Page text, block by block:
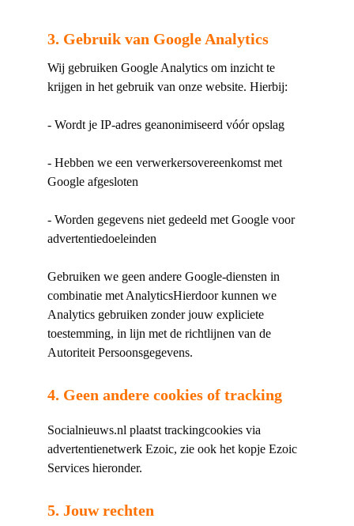
3. Gebruik van Google Analytics
Wij gebruiken Google Analytics om inzicht te
krijgen in het gebruik van onze website. Hierbij:
- Wordt je IP-adres geanonimiseerd vóór opslag
- Hebben we een verwerkersovereenkomst met
Google afgesloten
- Worden gegevens niet gedeeld met Google voor
advertentiedoeleinden
Gebruiken we geen andere Google-diensten in
combinatie met AnalyticsHierdoor kunnen we
Analytics gebruiken zonder jouw expliciete
toestemming, in lijn met de richtlijnen van de
Autoriteit Persoonsgegevens.
4. Geen andere cookies of tracking
Socialnieuws.nl plaatst trackingcookies via
advertentienetwerk Ezoic, zie ook het kopje Ezoic
Services hieronder.
5. Jouw rechten